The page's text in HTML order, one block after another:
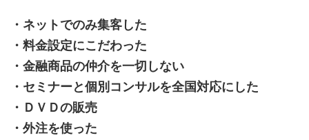
・ネットでのみ集客した
・料金設定にこだわった
・金融商品の仲介を一切しない
・セミナーと個別コンサルを全国対応にした
・ＤＶＤの販売
・外注を使った